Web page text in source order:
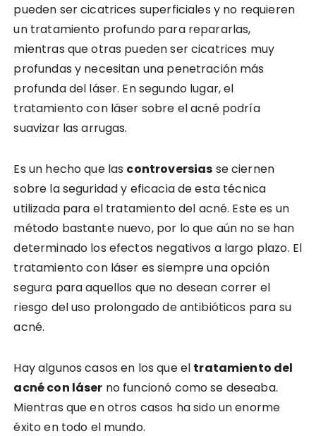
pueden ser cicatrices superficiales y no requieren
un tratamiento profundo para repararlas,
mientras que otras pueden ser cicatrices muy
profundas y necesitan una penetración más
profunda del láser. En segundo lugar, el
tratamiento con láser sobre el acné podría
suavizar las arrugas.
Es un hecho que las controversias se ciernen
sobre la seguridad y eficacia de esta técnica
utilizada para el tratamiento del acné. Este es un
método bastante nuevo, por lo que aún no se han
determinado los efectos negativos a largo plazo. El
tratamiento con láser es siempre una opción
segura para aquellos que no desean correr el
riesgo del uso prolongado de antibióticos para su
acné.
Hay algunos casos en los que el tratamiento del
acné con láser no funcionó como se deseaba.
Mientras que en otros casos ha sido un enorme
éxito en todo el mundo.